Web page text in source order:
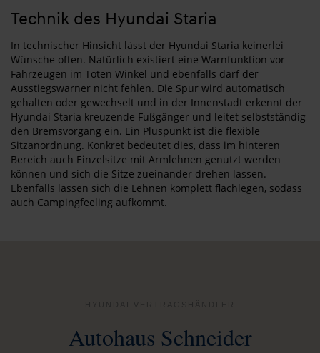
Technik des Hyundai Staria
In technischer Hinsicht lässt der Hyundai Staria keinerlei
Wünsche offen. Natürlich existiert eine Warnfunktion vor
Fahrzeugen im Toten Winkel und ebenfalls darf der
Ausstiegswarner nicht fehlen. Die Spur wird automatisch
gehalten oder gewechselt und in der Innenstadt erkennt der
Hyundai Staria kreuzende Fußgänger und leitet selbstständig
den Bremsvorgang ein. Ein Pluspunkt ist die flexible
Sitzanordnung. Konkret bedeutet dies, dass im hinteren
Bereich auch Einzelsitze mit Armlehnen genutzt werden
können und sich die Sitze zueinander drehen lassen.
Ebenfalls lassen sich die Lehnen komplett flachlegen, sodass
auch Campingfeeling aufkommt.
Autohaus Schneider